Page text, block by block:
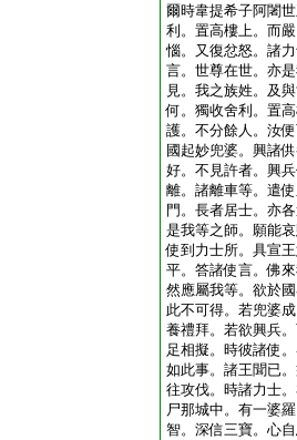
爾時韋提希子阿闍
利。置高樓上。而
惱。又復忿怒。諸
言。世尊在世。亦
見。我之族姓。及
何。獨收舍利。置
護。不分餘人。汝
國起妙兜婆。興諸
好。不見許者。興
離。諸離車等。遣
門。長者居士。亦
是我等之師。願能
使到力士所。具宣
平。答諸使言。佛
然應屬我等。欲於
此不可得。若兜婆
養禮拜。若欲興兵
足相擬。時彼諸使
如此事。諸王聞已
往攻伐。時諸力士
尸那城中。有一婆
智。深信三寶。心